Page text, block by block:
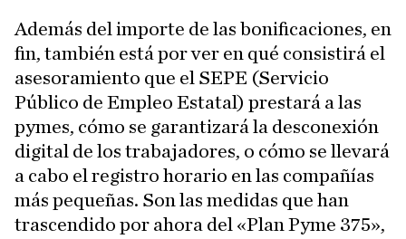
Además del importe de las bonificaciones, en
fin, también está por ver en qué consistirá el
asesoramiento que el SEPE (Servicio
Público de Empleo Estatal) prestará a las
pymes, cómo se garantizará la desconexión
digital de los trabajadores, o cómo se llevará
a cabo el registro horario en las compañías
más pequeñas. Son las medidas que han
trascendido por ahora del «Plan Pyme 375»,